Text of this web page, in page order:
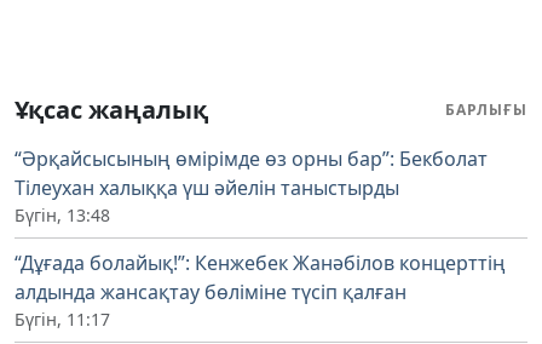
Ұқсас жаңалық БАРЛЫҒЫ
“Әрқайсысының өмірімде өз орны бар”: Бекболат
Тілеухан халыққа үш әйелін таныстырды
Бүгін, 13:48
“Дұғада болайық!”: Кенжебек Жанәбілов концерттің
алдында жансақтау бөліміне түсіп қалған
Бүгін, 11:17